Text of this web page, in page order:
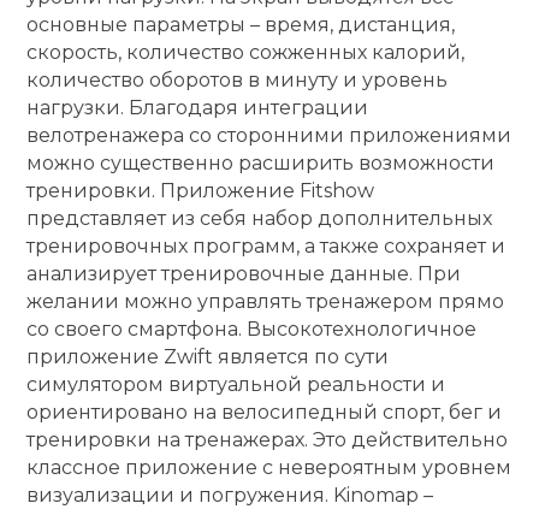
основные параметры – время, дистанция,
скорость, количество сожженных калорий,
количество оборотов в минуту и уровень
нагрузки. Благодаря интеграции
велотренажера со сторонними приложениями
можно существенно расширить возможности
тренировки. Приложение Fitshow
представляет из себя набор дополнительных
тренировочных программ, а также сохраняет и
анализирует тренировочные данные. При
желании можно управлять тренажером прямо
со своего смартфона. Высокотехнологичное
приложение Zwift является по сути
симулятором виртуальной реальности и
ориентировано на велосипедный спорт, бег и
тренировки на тренажерах. Это действительно
классное приложение с невероятным уровнем
визуализации и погружения. Kinomap –